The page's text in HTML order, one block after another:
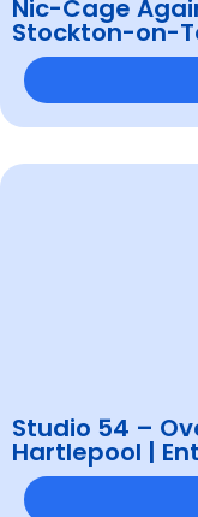
Nic-Cage
Stockton-on-
Studio 54 –
Hartlepool |